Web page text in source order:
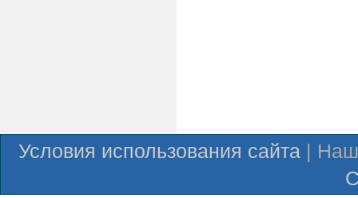
Условия использования сайта| Наш